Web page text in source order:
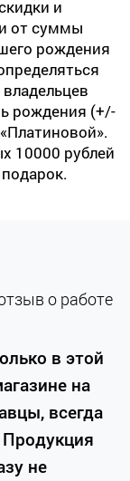
и
от суммы
рождения
рождения (+/-
10000 рублей
о работе
в этой
на
всегда
не